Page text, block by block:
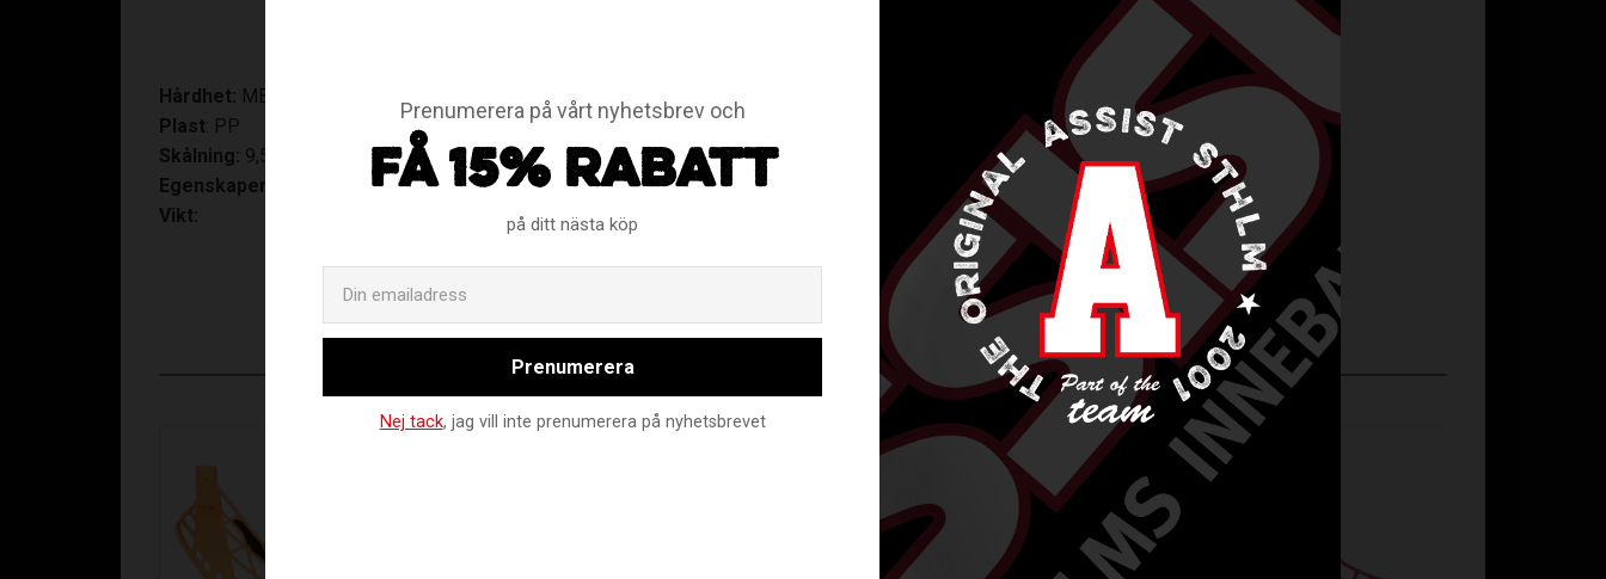
Hårdhet: MBC2 - Medium soft touch, med dubbla carbonförstärkningar.
Plast: PP
Skålning: 9,5 mm
Egenskaper:
Lätt skottblad med skön bollkänsla. Känns lite som en blandning mellan Avox och OptiLight.
Vikt:
RELATERADE PRODUKTER
Prenumerera på vårt nyhetsbrev och
FÅ 15% RABATT
på ditt nästa köp
Prenumerera
Nej tack, jag vill inte prenumerera på nyhetsbrevet